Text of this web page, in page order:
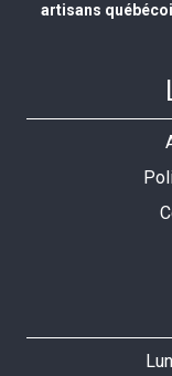
artisans